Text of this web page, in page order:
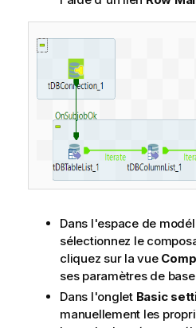
Dans l'espace de
sélectionnez le
cliquez sur la vue
ses paramètres de
Dans l'onglet Basic
manuellement les